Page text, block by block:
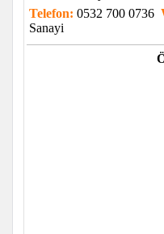
Telefon: 0532 700 0736
Sanayi